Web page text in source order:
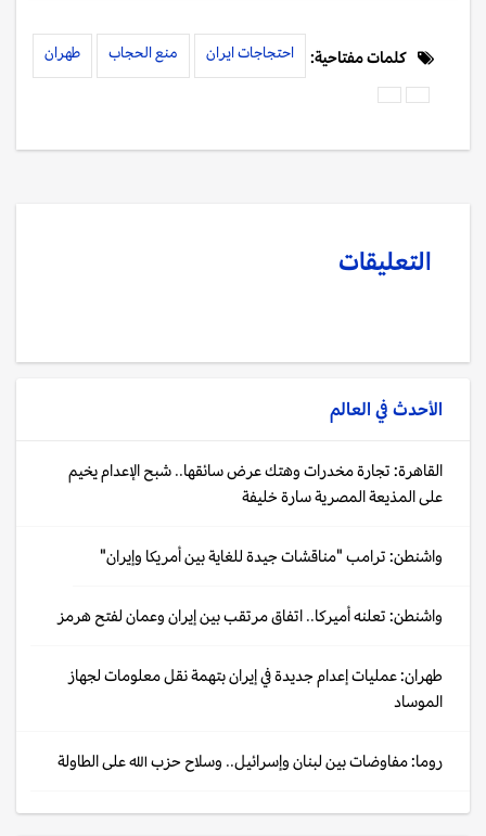
كلمات مفتاحية: احتجاجات ايران منع الحجاب طهران
التعليقات
الأحدث في العالم
القاهرة: تجارة مخدرات وهتك عرض سائقها.. شبح الإعدام يخيم
على المذيعة المصرية سارة خليفة
واشنطن: ترامب "مناقشات جيدة للغاية بين أمريكا وإيران"
واشنطن: تعلنه أميركا.. اتفاق مرتقب بين إيران وعمان لفتح هرمز
طهران: عمليات إعدام جديدة في إيران بتهمة نقل معلومات لجهاز
الموساد
روما: مفاوضات بين لبنان وإسرائيل.. وسلاح حزب الله على الطاولة